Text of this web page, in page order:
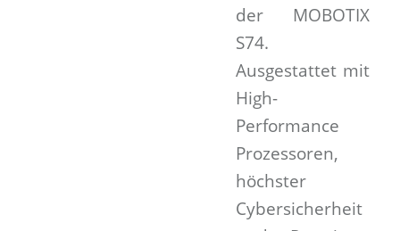
der MOBOTIX
S74.
Ausgestattet mit
High-
Performance
Prozessoren,
höchster
Cybersicherheit